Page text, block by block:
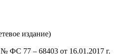
издание)
ФС 77 – 68403 от 16.01.2017 г.